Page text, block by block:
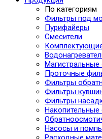
По категориям
Фильтры под
Пурифайеры
Смесители
Магистральные
Проточные
Фильтры
Фильтры
Фильтры
Накопительные
Насосы и